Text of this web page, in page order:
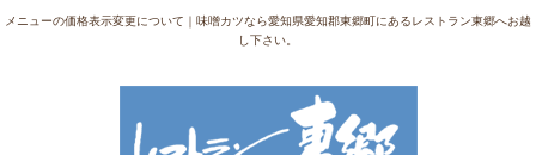
メニューの価格表示変更について｜味噌カツなら愛知県愛知郡東郷町にあるレストラン東郷へお越
し下さい。